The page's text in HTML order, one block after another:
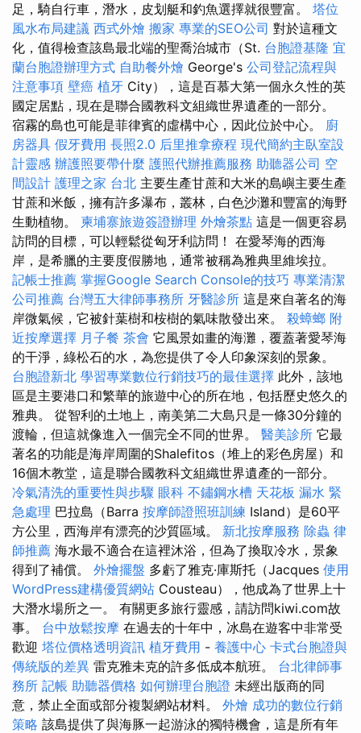
足，騎自行車，潛水，皮划艇和釣魚選擇就很豐富。 塔位
風水布局建議 西式外燴 搬家 專業的SEO公司 對於這種文
化，值得檢查該島最北端的聖喬治城市（St. 台胞證基隆 宜
蘭台胞證辦理方式 自助餐外燴 George's 公司登記流程與
注意事項 壁癌 植牙 City），這是百慕大第一個永久性的英
國定居點，現在是聯合國教科文組織世界遺產的一部分。
宿霧的島也可能是菲律賓的虛構中心，因此位於中心。 廚
房器具 假牙費用 長照2.0 后里推拿療程 現代簡約主臥室設
計靈感 辦護照要帶什麼 護照代辦推薦服務 助聽器公司 空
間設計 護理之家 台北 主要生產甘蔗和大米的島嶼主要生產
甘蔗和米飯，擁有許多瀑布，叢林，白色沙灘和豐富的海野
生動植物。 柬埔寨旅遊簽證辦理 外燴茶點 這是一個更容易
訪問的目標，可以輕鬆從匈牙利訪問！ 在愛琴海的西海​​
岸，是希臘的主要度假勝地，通常被稱為雅典里維埃拉。
記帳士推薦 掌握Google Search Console的技巧 專業清潔
公司推薦 台灣五大律師事務所 牙醫診所 這是來自著名的海
岸微氣候，它被針葉樹和桉樹的氣味散發出來。 殺蟑螂 附
近按摩選擇 月子餐 茶會 它風景如畫的海灘，覆蓋著愛琴海
的干淨，綠松石的水，為您提供了令人印象深刻的景象。
台胞證新北 學習專業數位行銷技巧的最佳選擇 此外，該地
區是主要港口和繁華的旅遊中心的所在地，包括歷史悠久的
雅典。 從智利的土地上，南美第二大島只是一條30分鐘的
渡輪，但這就像進入一個完全不同的世界。 醫美診所 它最
著名的功能是海岸周圍的Shalefitos（堆上的彩色房屋）和
16個木教堂，這是聯合國教科文組織世界遺產的一部分。
冷氣清洗的重要性與步驟 眼科 不鏽鋼水槽 天花板 漏水 緊
急處理 巴拉島（Barra 按摩師證照班訓練 Island）是60平
方公里，西海岸有漂亮的沙質區域。 新北按摩服務 除蟲 律
師推薦 海水最不適合在這裡沐浴，但為了換取冷水，景象
得到了補償。 外燴擺盤 多虧了雅克·庫斯托（Jacques 使用
WordPress建構優質網站 Cousteau），他成為了世界上十
大潛水場所之一。 有關更多旅行靈感，請訪問kiwi.com故
事。 台中放鬆按摩 在過去的十年中，冰島在遊客中非常受
歡迎 塔位價格透明資訊 植牙費用 - 養護中心 卡式台胞證與
傳統版的差異 雷克雅未克的許多低成本航班。 台北律師事
務所 記帳 助聽器價格 如何辦理台胞證 未經出版商的同
意，禁止全面或部分複製網站材料。 外燴 成功的數位行銷
策略 該島提供了與海豚一起游泳的獨特機會，這是所有年